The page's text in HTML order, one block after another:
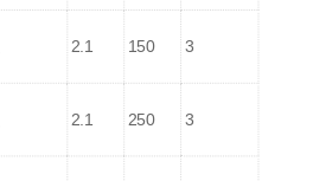
2.1 150 3
2.1 250 3